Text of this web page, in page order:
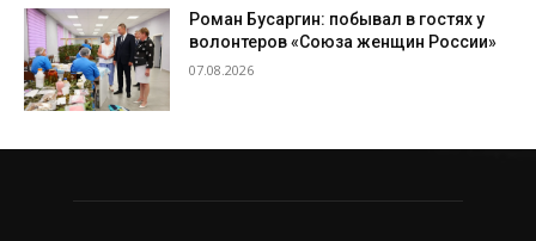
Роман Бусаргин: побывал в гостях у
волонтеров «Союза женщин России»
07.08.2026